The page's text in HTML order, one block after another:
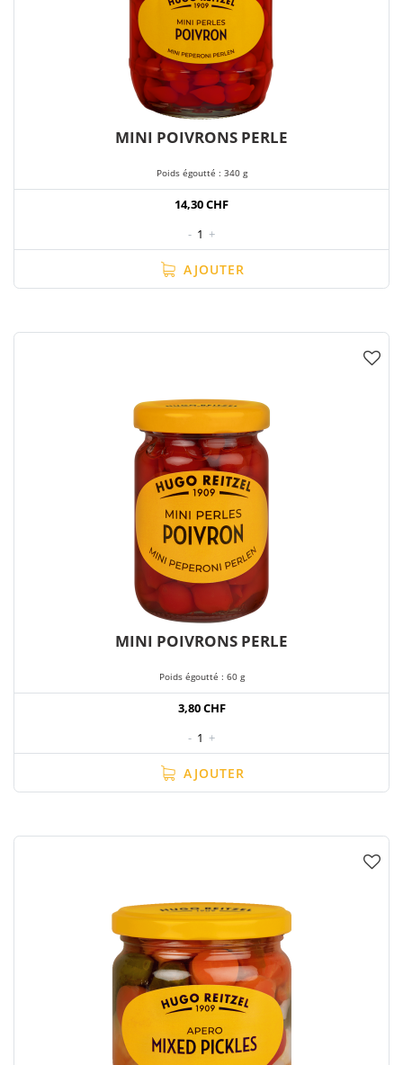
MINI POIVRONS PERLE
Poids égoutté : 340 g
14,30 CHF
- 1 +
AJOUTER
MINI POIVRONS PERLE
Poids égoutté : 60 g
3,80 CHF
- 1 +
AJOUTER